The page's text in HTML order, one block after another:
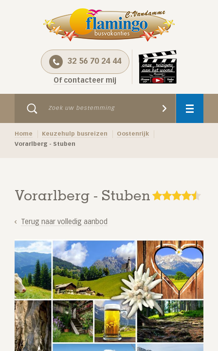
32 56 70 24 44
Of contacteer mij
Home Keuzehulp busreizen
Oostenrijk
Vorarlberg - Stuben
Vorarlberg - Stuben
Terug naar volledig aanbod